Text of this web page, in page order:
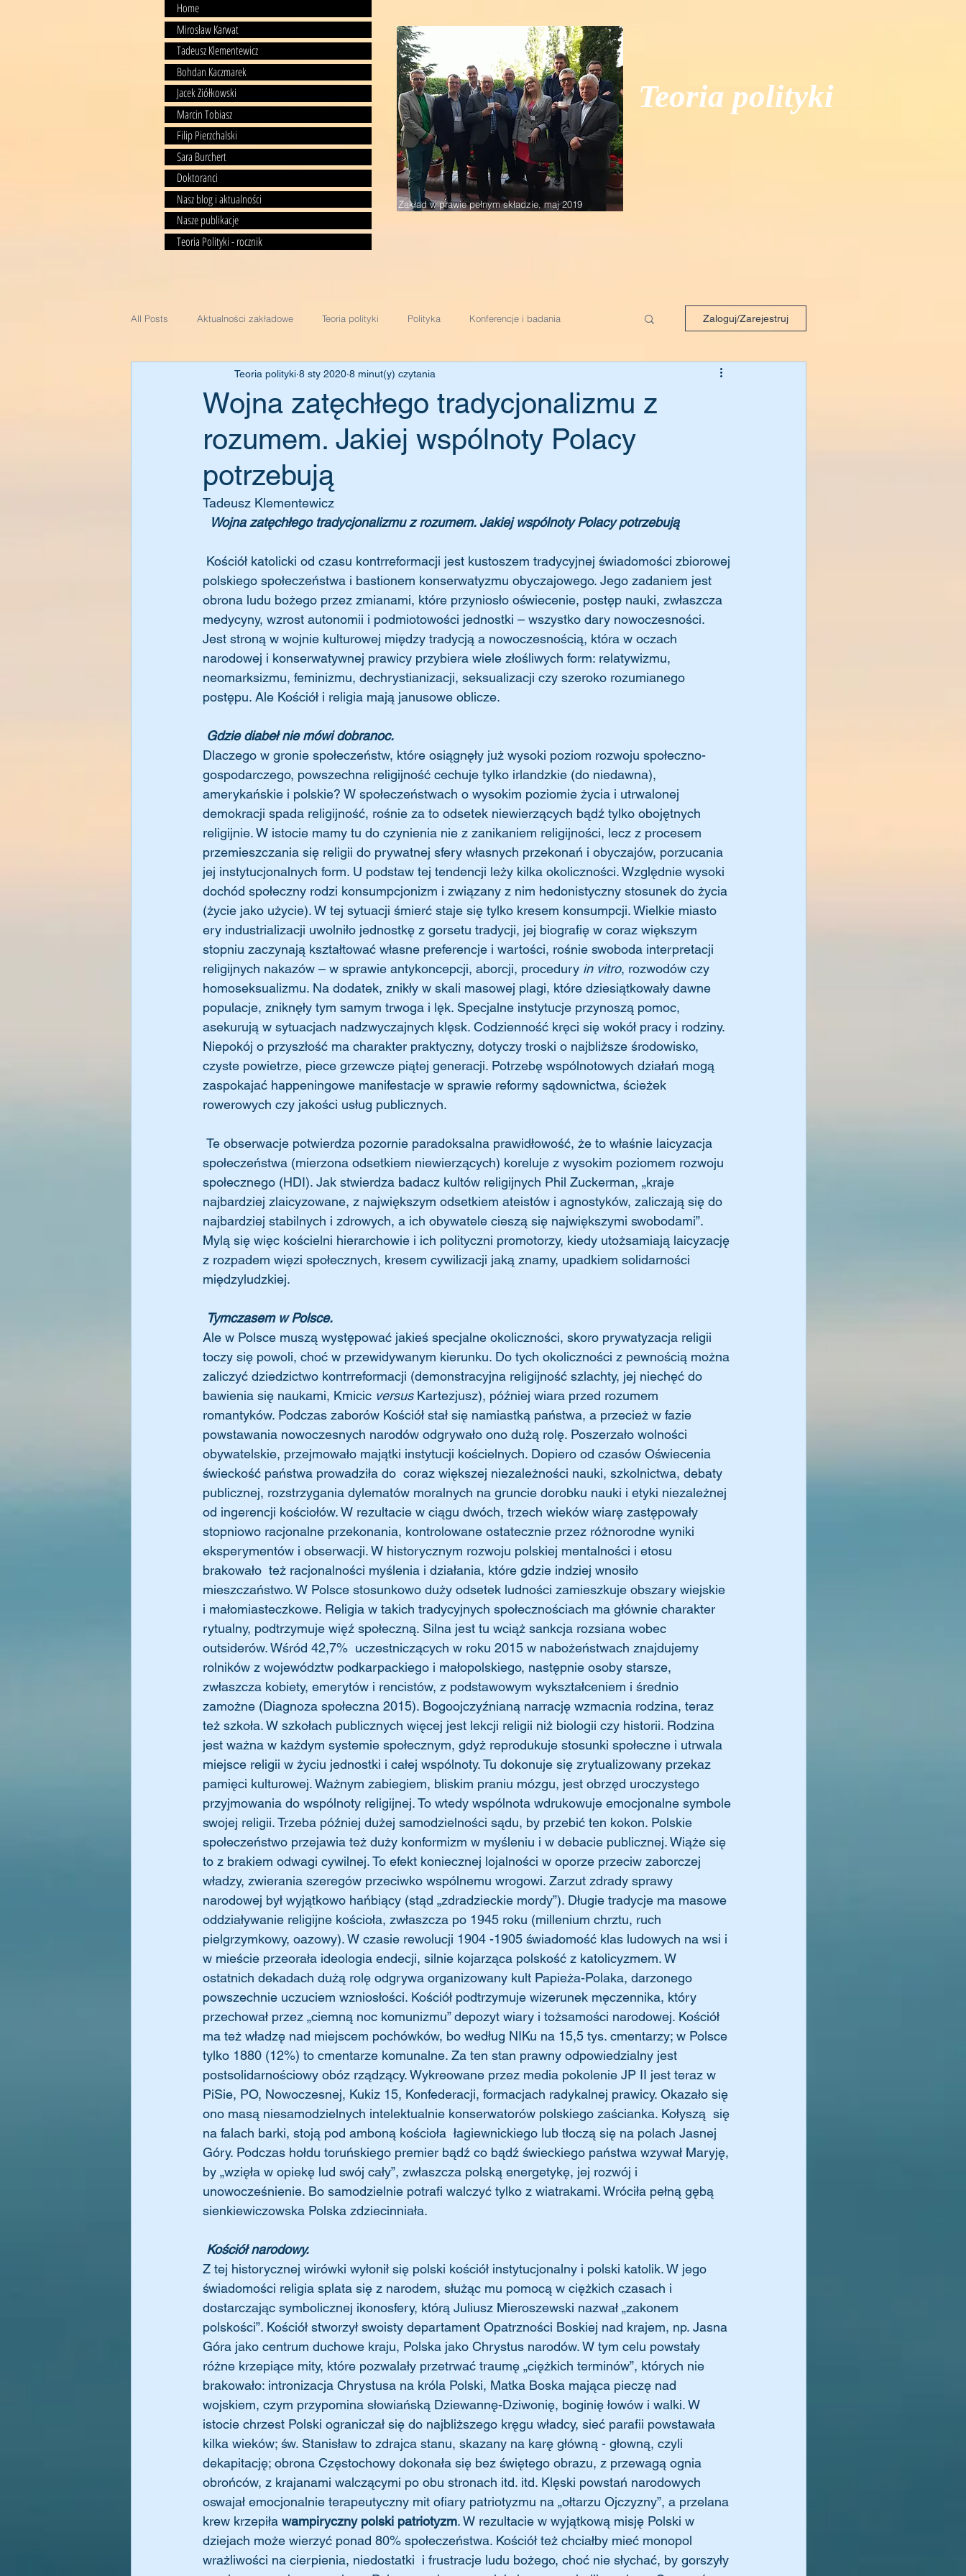
Home
Mirosław Karwat
Tadeusz Klementewicz
Bohdan Kaczmarek
Jacek Ziółkowski
Marcin Tobiasz
Filip Pierzchalski
Sara Burchert
Doktoranci
Nasz blog i aktualności
Nasze publikacje
Teoria Polityki - rocznik
Teoria polityki
Zakład w prawie pełnym składzie, maj 2019
All Posts Aktualności zakładowe Teoria polityki Polityka Konferencje i badania Zaloguj/Zarejestruj
Wojna zatęchłego tradycjonalizmu z
rozumem. Jakiej wspólnoty Polacy
potrzebują
Teoria polityki 8 sty 2020 8 minut(y) czytania
Tadeusz Klementewicz
Wojna zatęchłego tradycjonalizmu z rozumem. Jakiej wspólnoty Polacy potrzebują
polskiego społeczeństwa i bastionem konserwatyzmu obyczajowego. Jego zadaniem jest
obrona ludu bożego przez zmianami, które przyniosło oświecenie, postęp nauki, zwłaszcza
medycyny, wzrost autonomii i podmiotowości jednostki – wszystko dary nowoczesności.
Jest stroną w wojnie kulturowej między tradycją a nowoczesnością, która w oczach
narodowej i konserwatywnej prawicy przybiera wiele złośliwych form: relatywizmu,
neomarksizmu, feminizmu, dechrystianizacji, seksualizacji czy szeroko rozumianego
postępu. Ale Kościół i religia mają janusowe oblicze.
Gdzie diabeł nie mówi dobranoc.
Dlaczego w gronie społeczeństw, które osiągnęły już wysoki poziom rozwoju społeczno-
gospodarczego, powszechna religijność cechuje tylko irlandzkie (do niedawna),
amerykańskie i polskie? W społeczeństwach o wysokim poziomie życia i utrwalonej
demokracji spada religijność, rośnie za to odsetek niewierzących bądź tylko obojętnych
religijnie. W istocie mamy tu do czynienia nie z zanikaniem religijności, lecz z procesem
przemieszczania się religii do prywatnej sfery własnych przekonań i obyczajów, porzucania
jej instytucjonalnych form. U podstaw tej tendencji leży kilka okoliczności. Względnie wysoki
dochód społeczny rodzi konsumpcjonizm i związany z nim hedonistyczny stosunek do życia
(życie jako użycie). W tej sytuacji śmierć staje się tylko kresem konsumpcji. Wielkie miasto
ery industrializacji uwolniło jednostkę z gorsetu tradycji, jej biografię w coraz większym
stopniu zaczynają kształtować własne preferencje i wartości, rośnie swoboda interpretacji
religijnych nakazów – w sprawie antykoncepcji, aborcji, procedury in vitro, rozwodów czy
homoseksualizmu. Na dodatek, znikły w skali masowej plagi, które dziesiątkowały dawne
populacje, zniknęły tym samym trwoga i lęk. Specjalne instytucje przynoszą pomoc,
asekurują w sytuacjach nadzwyczajnych klęsk. Codzienność kręci się wokół pracy i rodziny.
Niepokój o przyszłość ma charakter praktyczny, dotyczy troski o najbliższe środowisko,
czyste powietrze, piece grzewcze piątej generacji. Potrzebę wspólnotowych działań mogą
zaspokajać happeningowe manifestacje w sprawie reformy sądownictwa, ścieżek
rowerowych czy jakości usług publicznych.
społeczeństwa (mierzona odsetkiem niewierzących) koreluje z wysokim poziomem rozwoju
społecznego (HDI). Jak stwierdza badacz kultów religijnych Phil Zuckerman, „kraje
najbardziej zlaicyzowane, z największym odsetkiem ateistów i agnostyków, zaliczają się do
najbardziej stabilnych i zdrowych, a ich obywatele cieszą się największymi swobodami”.
Mylą się więc kościelni hierarchowie i ich polityczni promotorzy, kiedy utożsamiają laicyzację
z rozpadem więzi społecznych, kresem cywilizacji jaką znamy, upadkiem solidarności
międzyludzkiej.
Tymczasem w Polsce.
Ale w Polsce muszą występować jakieś specjalne okoliczności, skoro prywatyzacja religii
toczy się powoli, choć w przewidywanym kierunku. Do tych okoliczności z pewnością można
zaliczyć dziedzictwo kontrreformacji (demonstracyjna religijność szlachty, jej niechęć do
bawienia się naukami, Kmicic versus Kartezjusz), później wiara przed rozumem
romantyków. Podczas zaborów Kościół stał się namiastką państwa, a przecież w fazie
powstawania nowoczesnych narodów odgrywało ono dużą rolę. Poszerzało wolności
obywatelskie, przejmowało majątki instytucji kościelnych. Dopiero od czasów Oświecenia
świeckość państwa prowadziła do  coraz większej niezależności nauki, szkolnictwa, debaty
publicznej, rozstrzygania dylematów moralnych na gruncie dorobku nauki i etyki niezależnej
od ingerencji kościołów. W rezultacie w ciągu dwóch, trzech wieków wiarę zastępowały
stopniowo racjonalne przekonania, kontrolowane ostatecznie przez różnorodne wyniki
eksperymentów i obserwacji. W historycznym rozwoju polskiej mentalności i etosu
brakowało  też racjonalności myślenia i działania, które gdzie indziej wnosiło
mieszczaństwo. W Polsce stosunkowo duży odsetek ludności zamieszkuje obszary wiejskie
i małomiasteczkowe. Religia w takich tradycyjnych społecznościach ma głównie charakter
rytualny, podtrzymuje więź społeczną. Silna jest tu wciąż sankcja rozsiana wobec
outsiderów. Wśród 42,7%  uczestniczących w roku 2015 w nabożeństwach znajdujemy
rolników z województw podkarpackiego i małopolskiego, następnie osoby starsze,
zwłaszcza kobiety, emerytów i rencistów, z podstawowym wykształceniem i średnio
zamożne (Diagnoza społeczna 2015). Bogoojczyźnianą narrację wzmacnia rodzina, teraz
też szkoła. W szkołach publicznych więcej jest lekcji religii niż biologii czy historii. Rodzina
jest ważna w każdym systemie społecznym, gdyż reprodukuje stosunki społeczne i utrwala
miejsce religii w życiu jednostki i całej wspólnoty. Tu dokonuje się zrytualizowany przekaz
pamięci kulturowej. Ważnym zabiegiem, bliskim praniu mózgu, jest obrzęd uroczystego
przyjmowania do wspólnoty religijnej. To wtedy wspólnota wdrukowuje emocjonalne symbole
swojej religii. Trzeba później dużej samodzielności sądu, by przebić ten kokon. Polskie
społeczeństwo przejawia też duży konformizm w myśleniu i w debacie publicznej. Wiąże się
to z brakiem odwagi cywilnej. To efekt koniecznej lojalności w oporze przeciw zaborczej
władzy, zwierania szeregów przeciwko wspólnemu wrogowi. Zarzut zdrady sprawy
narodowej był wyjątkowo hańbiący (stąd „zdradzieckie mordy”). Długie tradycje ma masowe
oddziaływanie religijne kościoła, zwłaszcza po 1945 roku (millenium chrztu, ruch
pielgrzymkowy, oazowy). W czasie rewolucji 1904 -1905 świadomość klas ludowych na wsi i
w mieście przeorała ideologia endecji, silnie kojarząca polskość z katolicyzmem. W
ostatnich dekadach dużą rolę odgrywa organizowany kult Papieża-Polaka, darzonego
powszechnie uczuciem wzniosłości. Kościół podtrzymuje wizerunek męczennika, który
przechował przez „ciemną noc komunizmu” depozyt wiary i tożsamości narodowej. Kościół
ma też władzę nad miejscem pochówków, bo według NIKu na 15,5 tys. cmentarzy; w Polsce
tylko 1880 (12%) to cmentarze komunalne. Za ten stan prawny odpowiedzialny jest
postsolidarnościowy obóz rządzący. Wykreowane przez media pokolenie JP II jest teraz w
PiSie, PO, Nowoczesnej, Kukiz 15, Konfederacji, formacjach radykalnej prawicy. Okazało się
ono masą niesamodzielnych intelektualnie konserwatorów polskiego zaścianka. Kołyszą  się
na falach barki, stoją pod amboną kościoła  łagiewnickiego lub tłoczą się na polach Jasnej
Góry. Podczas hołdu toruńskiego premier bądź co bądź świeckiego państwa wzywał Maryję,
by „wzięła w opiekę lud swój cały”, zwłaszcza polską energetykę, jej rozwój i
unowocześnienie. Bo samodzielnie potrafi walczyć tylko z wiatrakami. Wróciła pełną gębą
sienkiewiczowska Polska zdziecinniała.
Kościół narodowy.
Z tej historycznej wirówki wyłonił się polski kościół instytucjonalny i polski katolik. W jego
świadomości religia splata się z narodem, służąc mu pomocą w ciężkich czasach i
dostarczając symbolicznej ikonosfery, którą Juliusz Mieroszewski nazwał „zakonem
polskości”. Kościół stworzył swoisty departament Opatrzności Boskiej nad krajem, np. Jasna
Góra jako centrum duchowe kraju, Polska jako Chrystus narodów. W tym celu powstały
różne krzepiące mity, które pozwalały przetrwać traumę „ciężkich terminów”, których nie
brakowało: intronizacja Chrystusa na króla Polski, Matka Boska mająca pieczę nad
wojskiem, czym przypomina słowiańską Dziewannę-Dziwonię, boginię łowów i walki. W
istocie chrzest Polski ograniczał się do najbliższego kręgu władcy, sieć parafii powstawała
kilka wieków; św. Stanisław to zdrajca stanu, skazany na karę główną - głowną, czyli
dekapitację; obrona Częstochowy dokonała się bez świętego obrazu, z przewagą ognia
obrońców, z krajanami walczącymi po obu stronach itd. itd. Klęski powstań narodowych
oswajał emocjonalnie terapeutyczny mit ofiary patriotyzmu na „ołtarzu Ojczyzny”, a przelana
krew krzepiła wampiryczny polski patriotyzm. W rezultacie w wyjątkową misję Polski w
dziejach może wierzyć ponad 80% społeczeństwa. Kościół też chciałby mieć monopol
wrażliwości na cierpienia, niedostatki  i frustracje ludu bożego, choć nie słychać, by gorszyły